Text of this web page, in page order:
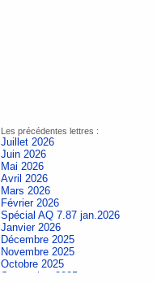
Les précédentes lettres :
Juillet 2026
Juin 2026
Mai 2026
Avril 2026
Mars 2026
Février 2026
Spécial AQ 7.87 jan.2026
Janvier 2026
Décembre 2025
Novembre 2025
Octobre 2025
Septembre 2025